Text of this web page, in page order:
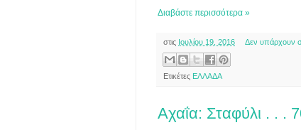
Διαβάστε περισσότερα »
στις Ιουλίου 19, 2016 Δεν υπάρχουν
Ετικέτες ΕΛΛΑΔΑ
Αχαΐα: Σταφύλι . . .